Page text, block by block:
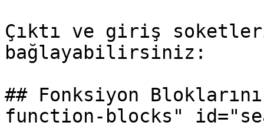
Çıktı ve giriş
bağlayabilirsiniz:
## Fonksiyon
function-blocks"